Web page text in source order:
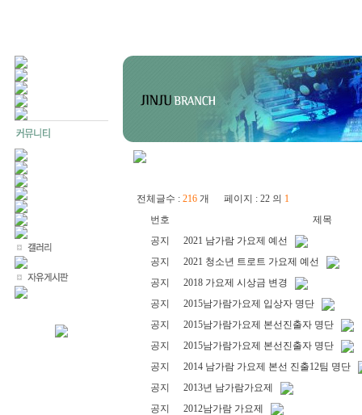
전체글수 : 216 개 페이지 : 22 의 1
번호
제목
공지
2021 남가람 가요제 예선
공지
2021 청소년 트로트 가요제 예선
공지
2018 가요제 시상금 변경
공지
2015남가람가요제 입상자 명단
공지
2015남가람가요제 본선진출자 명단
공지
2015남가람가요제 본선진출자 명단
공지
2014 남가람 가요제 본선 진출12팀 명단
공지
2013년 남가람가요제
공지
2012남가람 가요제